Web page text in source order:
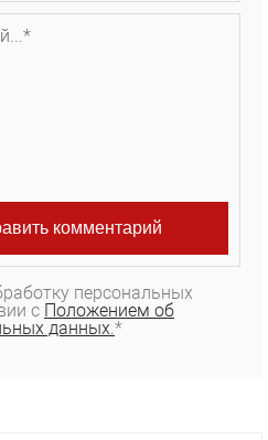
персональных
с Положением об
данных.*